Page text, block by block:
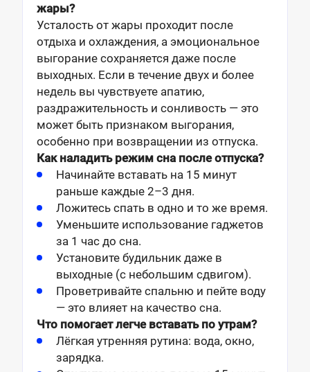
жары?
Усталость от жары проходит после
отдыха и охлаждения, а эмоциональное
выгорание сохраняется даже после
выходных. Если в течение двух и более
недель вы чувствуете апатию,
раздражительность и сонливость — это
может быть признаком выгорания,
особенно при возвращении из отпуска.
Как наладить режим сна после отпуска?
Начинайте вставать на 15 минут
раньше каждые 2–3 дня.
Ложитесь спать в одно и то же время.
Уменьшите использование гаджетов
за 1 час до сна.
Установите будильник даже в
выходные (с небольшим сдвигом).
Проветривайте спальню и пейте воду
— это влияет на качество сна.
Что помогает легче вставать по утрам?
Лёгкая утренняя рутина: вода, окно,
зарядка.